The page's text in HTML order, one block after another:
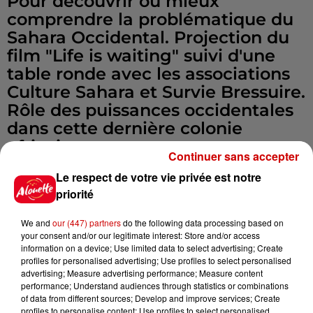
comprendre la problématique du
Sahara Occidental. Projection du
film "Life is waiting" suivi d'une
table ronde avec les associations
Culture Sahara et Survie Bressuire.
Rôle des puissances occidentales
dans cette dernière colonie
africaine.
Voir plus
Un homme décède après une
noyade dans le Finistère
6 août 2026
Le respect de votre vie privée est notre
priorité
We and our (447) partnersdo the following data processing based on
your consent and/or our legitimate interest: Store and/or access
information on a device; Use limited data to select advertising; Create
profiles for personalised advertising; Use profiles to select personalised
advertising; Measure advertising performance; Measure content
performance; Understand audiences through statistics or combinations
of data from different sources; Develop and improve services; Create
profiles to personalise content; Use profiles to select personalised
Continuer sans accepter